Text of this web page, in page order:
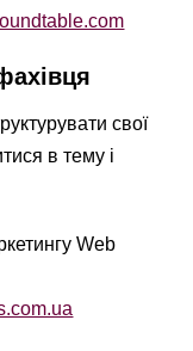
свої
в тему і
Web